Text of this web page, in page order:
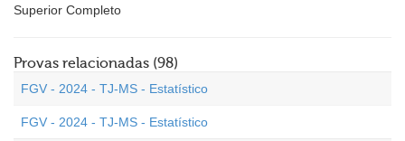
Superior Completo
Provas relacionadas (98)
FGV - 2024 - TJ-MS - Estatístico
FGV - 2024 - TJ-MS - Estatístico